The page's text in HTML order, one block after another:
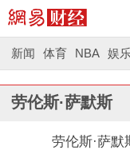
新闻 体育 NBA 娱
劳伦斯·萨默斯
劳伦斯·萨默斯